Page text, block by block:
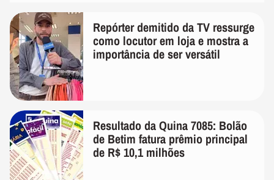
Repórter demitido da TV ressurge
como locutor em loja e mostra a
importância de ser versátil
Resultado da Quina 7085: Bolão
de Betim fatura prêmio principal
de R$ 10,1 milhões